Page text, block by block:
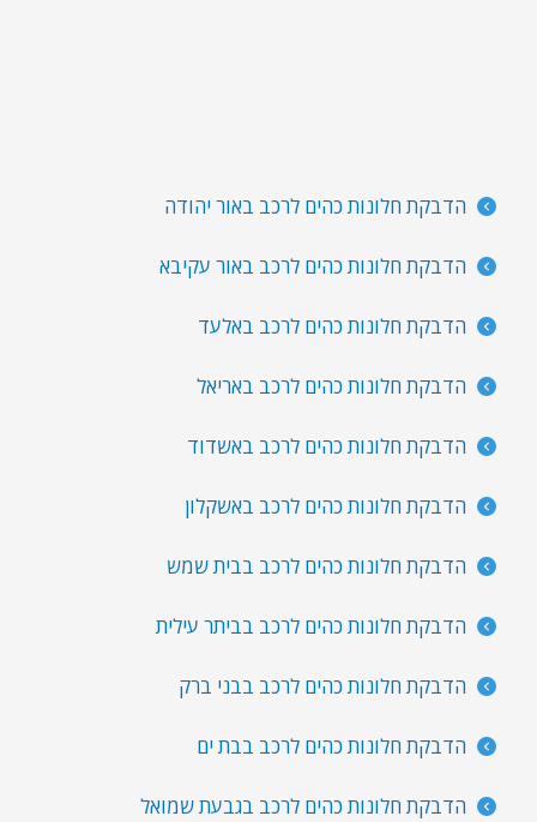
הדבקת חלונות כהים לרכב באור יהודה
הדבקת חלונות כהים לרכב באור עקיבא
הדבקת חלונות כהים לרכב באלעד
הדבקת חלונות כהים לרכב באריאל
הדבקת חלונות כהים לרכב באשדוד
הדבקת חלונות כהים לרכב באשקלון
הדבקת חלונות כהים לרכב בבית שמש
הדבקת חלונות כהים לרכב בביתר עילית
הדבקת חלונות כהים לרכב בבני ברק
הדבקת חלונות כהים לרכב בבת ים
הדבקת חלונות כהים לרכב בגבעת שמואל